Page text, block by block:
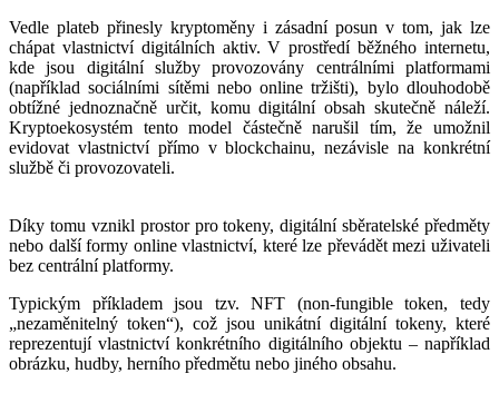
Vedle plateb přinesly kryptoměny i zásadní posun v tom, jak lze
chápat vlastnictví digitálních aktiv. V prostředí běžného internetu,
kde jsou digitální služby provozovány centrálními platformami
(například sociálními sítěmi nebo online tržišti), bylo dlouhodobě
obtížné jednoznačně určit, komu digitální obsah skutečně náleží.
Kryptoekosystém tento model částečně narušil tím, že umožnil
evidovat vlastnictví přímo v blockchainu, nezávisle na konkrétní
službě či provozovateli.
Díky tomu vznikl prostor pro tokeny, digitální sběratelské předměty
nebo další formy online vlastnictví, které lze převádět mezi uživateli
bez centrální platformy.
Typickým příkladem jsou tzv. NFT (non-fungible token, tedy
„nezaměnitelný token“), což jsou unikátní digitální tokeny, které
reprezentují vlastnictví konkrétního digitálního objektu – například
obrázku, hudby, herního předmětu nebo jiného obsahu.